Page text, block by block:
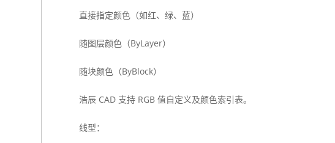
直接指定颜色（如红、绿、蓝）
随图层颜色（ByLayer）
随块颜色（ByBlock）
浩辰 CAD 支持 RGB 值自定义及颜色索引表。
线型：